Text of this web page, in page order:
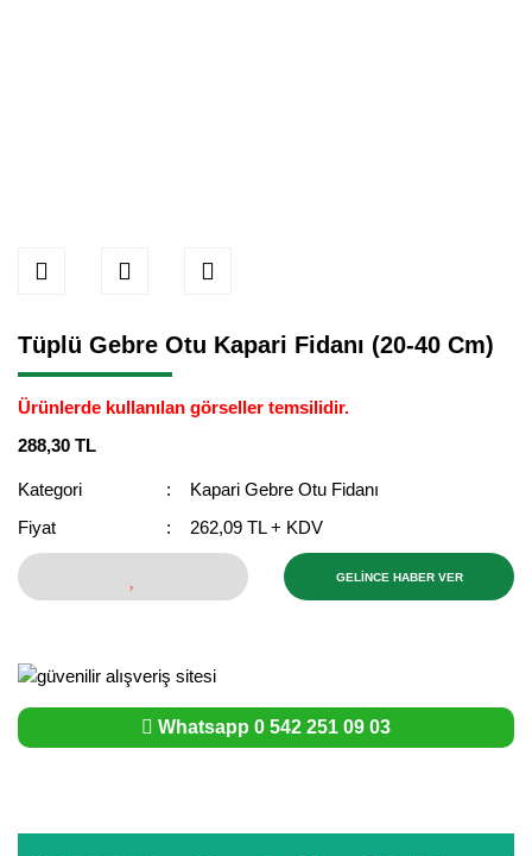
Tüplü Gebre Otu Kapari Fidanı (20-40 Cm)
Ürünlerde kullanılan görseller temsilidir.
288,30 TL
Kategori
Kapari Gebre Otu Fidanı
Fiyat
262,09 TL + KDV
GELİNCE HABER VER
Whatsapp 0 542 251 09 03